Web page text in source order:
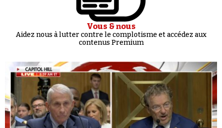
Vous & nous
Aidez nous à lutter contre le complotisme et accédez aux
contenus Premium